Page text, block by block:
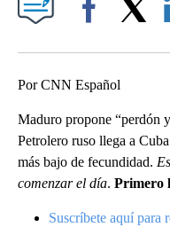
Por CNN Español
Maduro propone “perdón
Petrolero ruso llega a
más bajo de fecundidad.
comenzar el día. Primero
Suscríbete aquí para